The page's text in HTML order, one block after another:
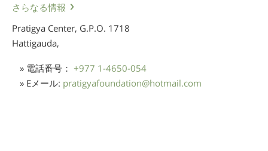
さらなる情報
Pratigya Center, G.P.O. 1718
Hattigauda,
» 電話番号： +977 1-4650-054
» Eメール: pratigyafoundation@hotmail.com